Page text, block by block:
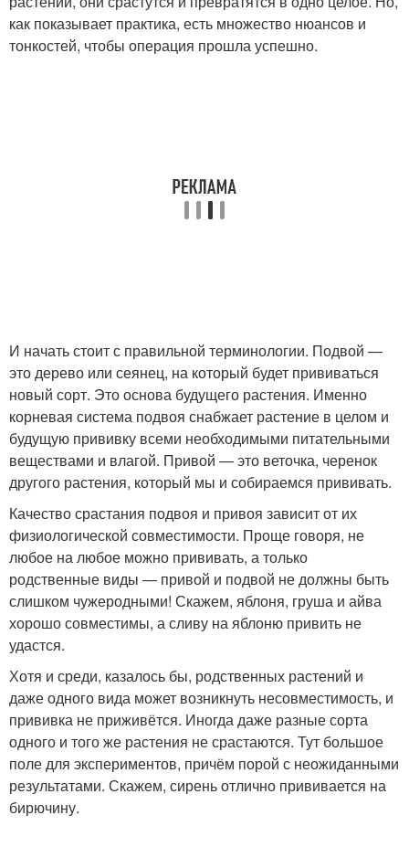
как показывает практика, есть множество нюансов и
тонкостей, чтобы операция прошла успешно.
И начать стоит с правильной терминологии. Подвой —
это дерево или сеянец, на который будет прививаться
новый сорт. Это основа будущего растения. Именно
корневая система подвоя снабжает растение в целом и
будущую прививку всеми необходимыми питательными
веществами и влагой. Привой — это веточка, черенок
другого растения, который мы и собираемся прививать.
Качество срастания подвоя и привоя зависит от их
физиологической совместимости. Проще говоря, не
любое на любое можно прививать, а только
родственные виды — привой и подвой не должны быть
слишком чужеродными! Скажем, яблоня, груша и айва
хорошо совместимы, а сливу на яблоню привить не
удастся.
Хотя и среди, казалось бы, родственных растений и
даже одного вида может возникнуть несовместимость, и
прививка не приживётся. Иногда даже разные сорта
одного и того же растения не срастаются. Тут большое
поле для экспериментов, причём порой с неожиданными
результатами. Скажем, сирень отлично прививается на
бирючину.